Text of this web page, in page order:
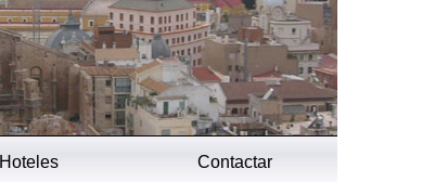
Hoteles Contactar